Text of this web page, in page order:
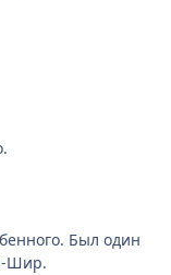
Был один
Шир.